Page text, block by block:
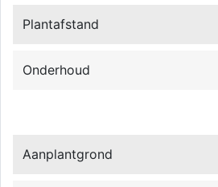
Plantafstand
Onderhoud
Aanplantgrond